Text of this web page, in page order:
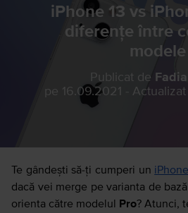
iPhone 13 vs
diferențe între
modele
Publicat de
pe 16.09.2021
Te gândești să-ți cumperi un
dacă vei merge pe varianta de
orienta către modelul Pro? Atunci,